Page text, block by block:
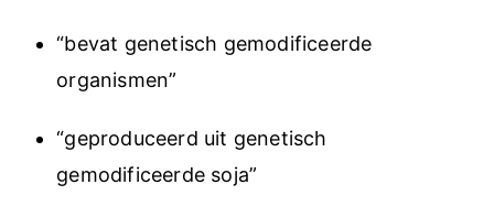
“bevat genetisch gemodificeerde
organismen”
“geproduceerd uit genetisch
gemodificeerde soja”